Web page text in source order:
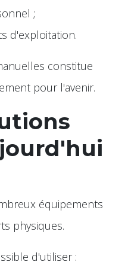
;
d'exploitation.
constitue
pour l'avenir.
équipements
physiques.
d'utiliser :